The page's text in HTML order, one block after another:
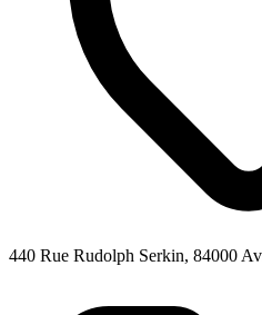
440 Rue Rudolph Serkin, 84000